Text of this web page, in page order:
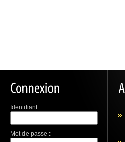
Identifiant :
Mot de passe :